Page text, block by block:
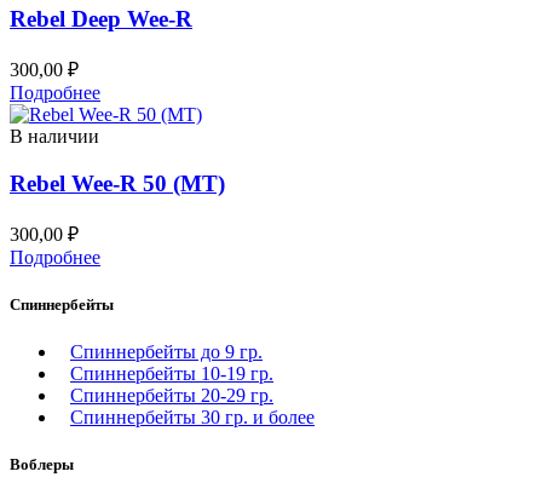
Rebel Deep Wee-R
300,00 ₽
Подробнее
В наличии
Rebel Wee-R 50 (MT)
300,00 ₽
Подробнее
Спиннербейты
Спиннербейты до 9 гр.
Спиннербейты 10-19 гр.
Спиннербейты 20-29 гр.
Спиннербeйты 30 гр. и более
Воблеры